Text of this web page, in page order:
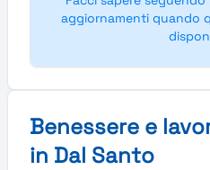
aggiornamenti quando
Benessere e
in Dal Santo